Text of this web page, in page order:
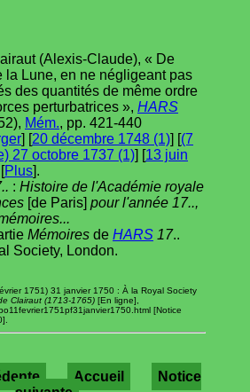
(Alexis-Claude), « De
la Lune, en ne négligeant pas
des quantités de même ordre
perturbatrices », HARS
Mém., pp. 421-440
] [20 décembre 1748 (1)] [(7
27 octobre 1737 (1)] [13 juin
Plus].
: Histoire de l'Académie royale
[de Paris] pour l'année 17..,
Mémoires de HARS 17..
Society, London.
1751) 31 janvier 1750 : À la Royal Society
Clairaut (1713-1765) [En ligne],
[Notice
Accueil
Notice